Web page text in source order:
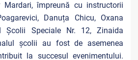
Mardari, împreună cu instructorii
Danuța Chicu, Oxana
Școlii Speciale Nr. 12, Zinaida
școlii au fost de asemenea
la succesul evenimentului.